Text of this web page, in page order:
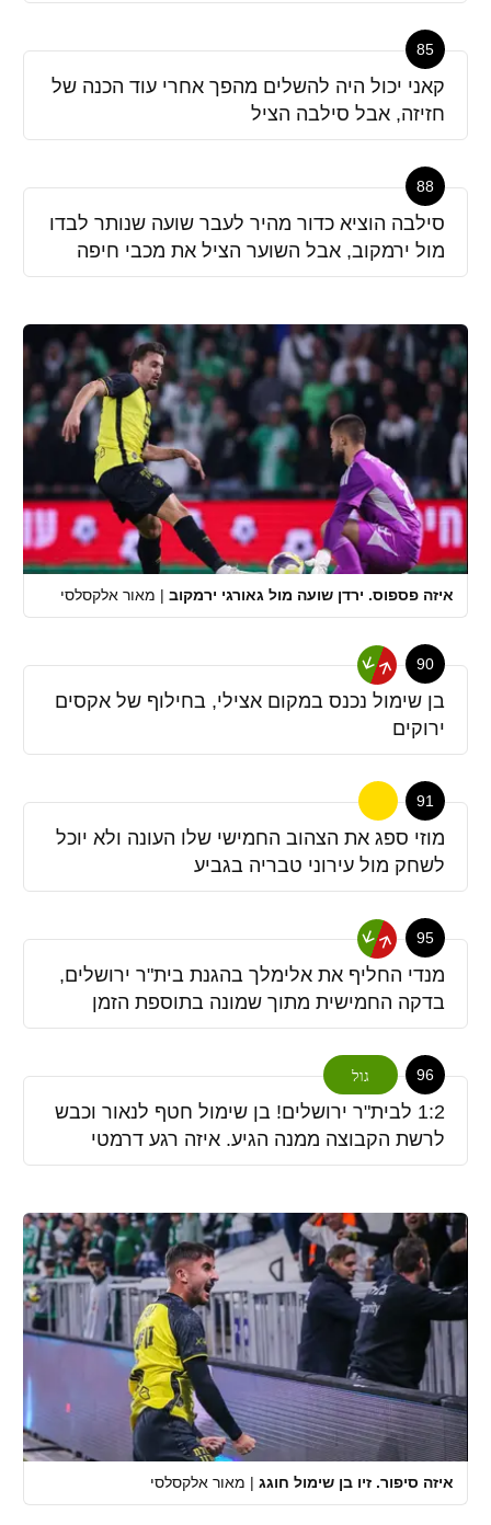
85
קאני יכול היה להשלים מהפך אחרי עוד הכנה של
חזיזה, אבל סילבה הציל
88
סילבה הוציא כדור מהיר לעבר שועה שנותר לבדו
מול ירמקוב, אבל השוער הציל את מכבי חיפה
איזה פספוס. ירדן שועה מול גאורגי ירמקוב | מאור אלקסלסי
90
בן שימול נכנס במקום אצילי, בחילוף של אקסים
ירוקים
91
מוזי ספג את הצהוב החמישי שלו העונה ולא יוכל
לשחק מול עירוני טבריה בגביע
95
מנדי החליף את אלימלך בהגנת בית"ר ירושלים,
בדקה החמישית מתוך שמונה בתוספת הזמן
96 גול
1:2 לבית"ר ירושלים! בן שימול חטף לנאור וכבש
לרשת הקבוצה ממנה הגיע. איזה רגע דרמטי
איזה סיפור. זיו בן שימול חוגג | מאור אלקסלסי